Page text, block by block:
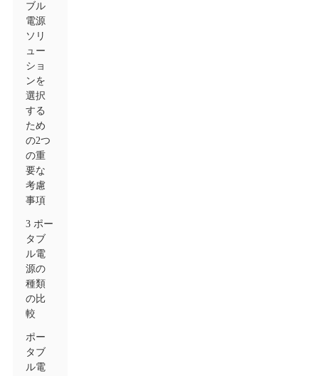
ブル
電源
ソリ
ュー
ショ
ンを
選択
する
ため
の2つ
の重
要な
考慮
事項
3 ポー
タブ
ル電
源の
種類
の比
較
ポー
タブ
ル電